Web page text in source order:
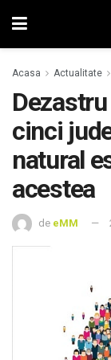
Acasa Actualitate
cinci
natural
acestea
de eMM